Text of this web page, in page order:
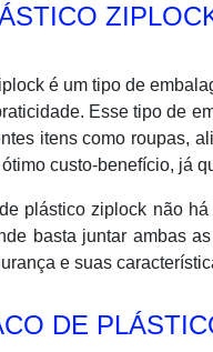
é um tipo de
Esse tipo de
itens como roupas,
custo-benefício, já
plástico ziplock não
basta juntar ambas
e suas
DE